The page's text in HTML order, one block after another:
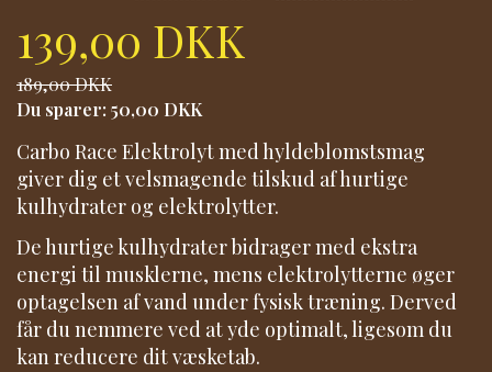
139,00 DKK
189,00 DKK
Du sparer: 50,00 DKK
Carbo Race Elektrolyt med hyldeblomstsmag
giver dig et velsmagende tilskud af hurtige
kulhydrater og elektrolytter.
De hurtige kulhydrater bidrager med ekstra
energi til musklerne, mens elektrolytterne øger
optagelsen af vand under fysisk træning. Derved
får du nemmere ved at yde optimalt, ligesom du
kan reducere dit væsketab.